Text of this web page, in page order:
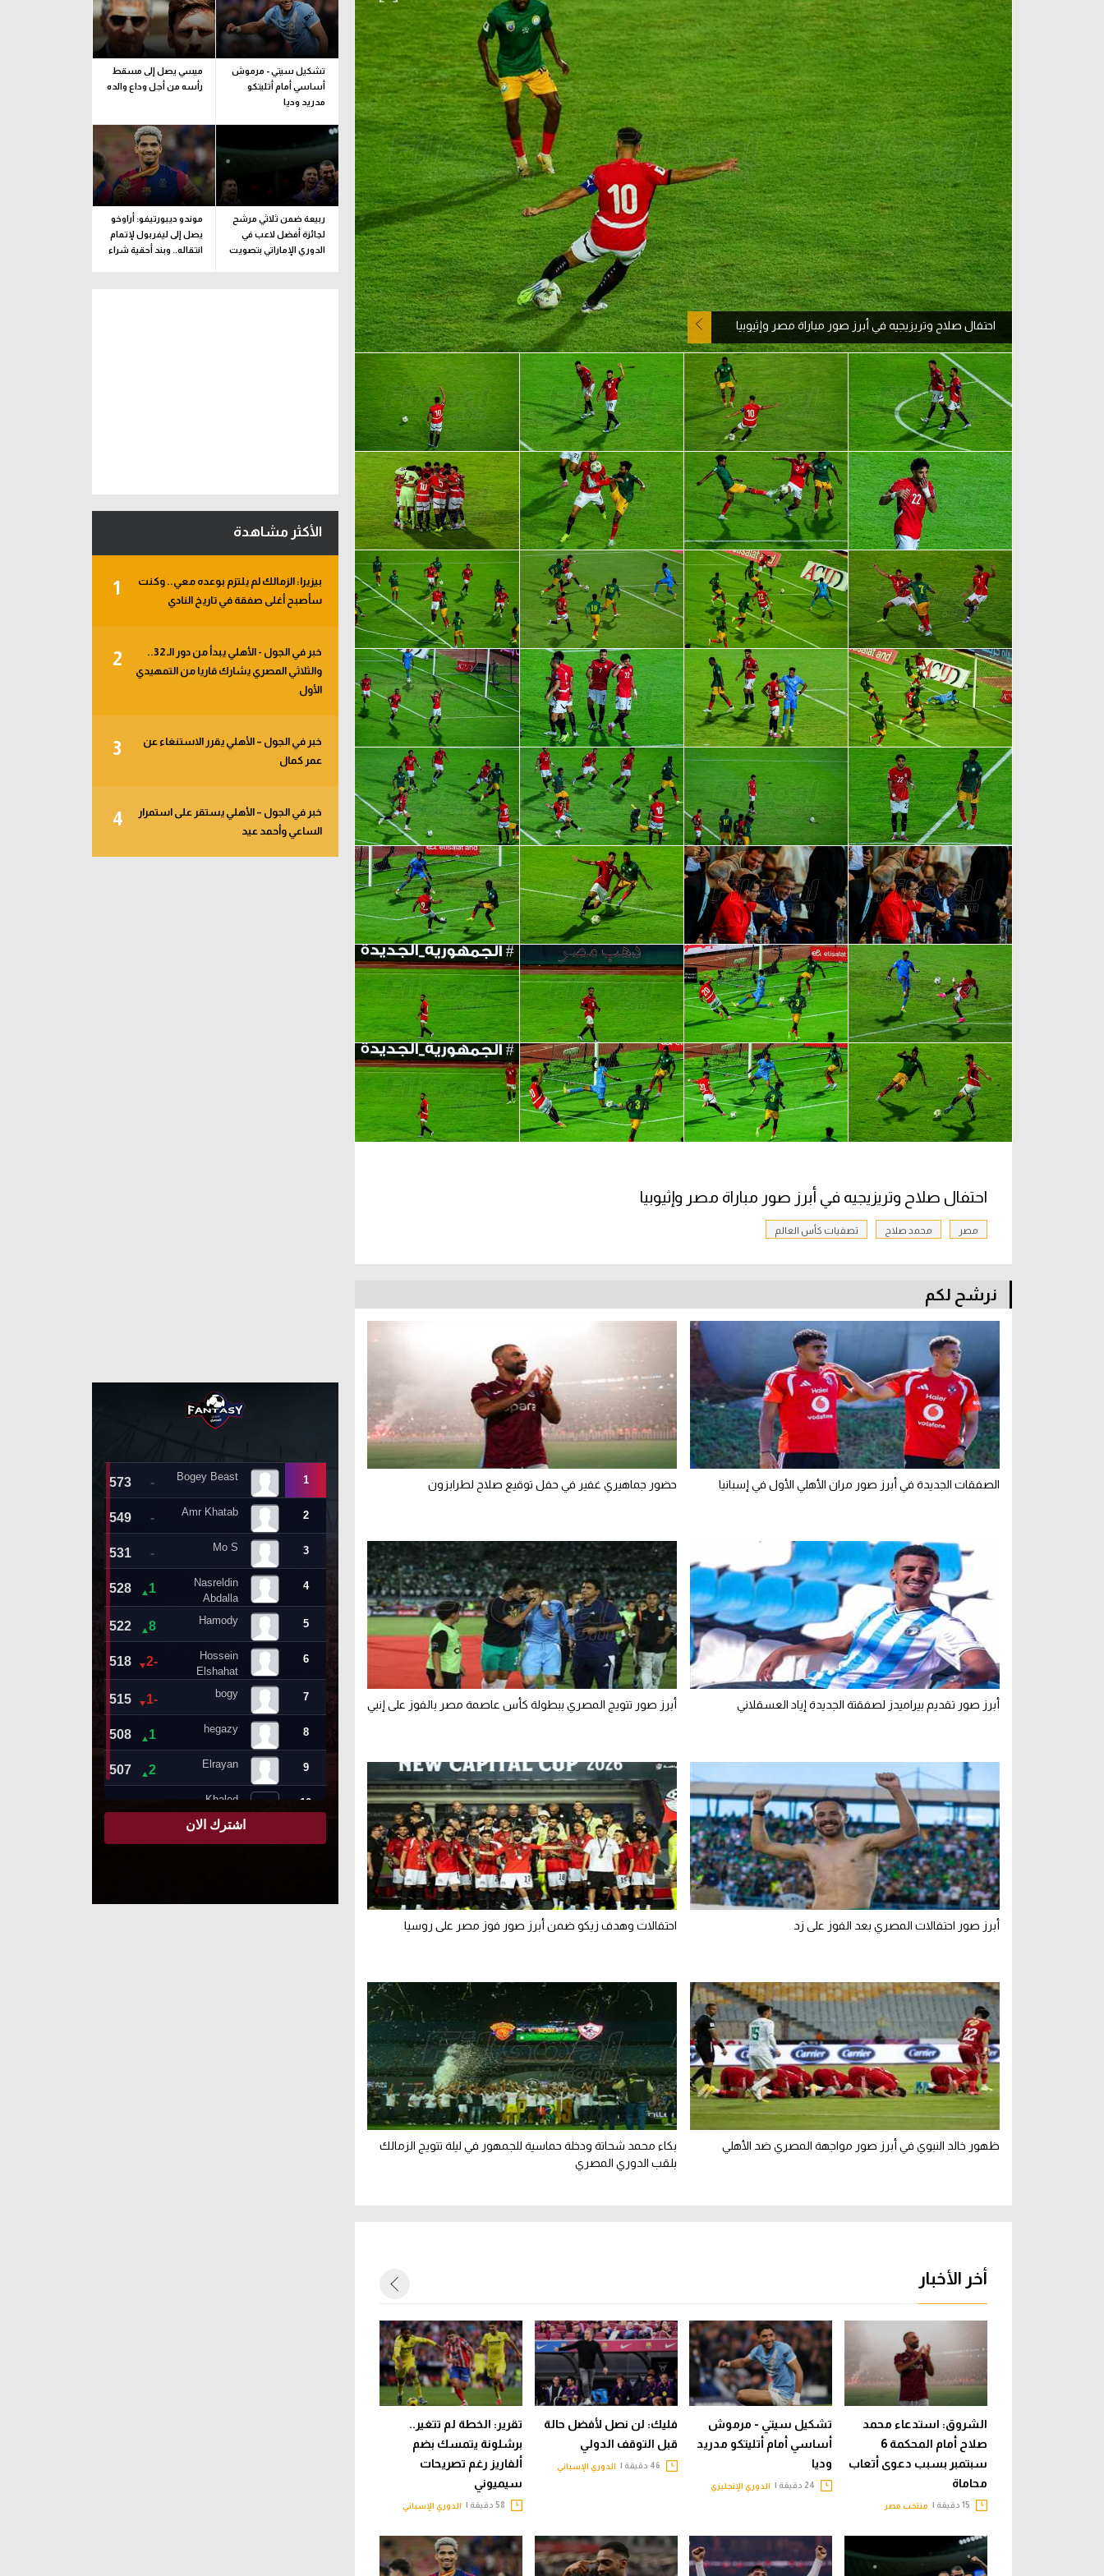
آراء حرة
ركن الألعاب
الدوري السعودي للمحترفين
دوري أبطال أوروبا
دوري أبطال إفريقيا
كل البطولات
دوري أبطال أوروبا
القسم الثاني
رياضات أخرى
آسيا
أمريكا
ركن الألعاب
احتفال صلاح وتريزيجيه في أبرز صور مباراة مصر وإثيوبيا
احتفال صلاح وتريزيجيه في أبرز صور مباراة مصر وإثيوبيا
مصر محمد صلاح تصفيات كأس العالم
نرشح لكم
الصفقات الجديدة في أبرز صور مران الأهلي الأول في إسبانيا حضور جماهيري غفير في حفل توقيع صلاح لطرابزون
أبرز صور تقديم بيراميدز لصفقتة الجديدة إياد العسقلاني أبرز صور تتويج المصري ببطولة كأس عاصمة مصر بالفوز على إنبي
أبرز صور احتفالات المصري بعد الفوز على زد احتفالات وهدف زيكو ضمن أبرز صور فوز مصر على روسيا
ظهور خالد النبوي في أبرز صور مواجهة المصري ضد الأهلي
بكاء محمد شحاتة ودخلة حماسية للجمهور في ليلة تتويج الزمالك
بلقب الدوري المصري
أخر الأخبار
الشروق: استدعاء محمد
صلاح أمام المحكمة 6
سبتمبر بسبب دعوى أتعاب
محاماة
منتخب مصر
تشكيل سيتي - مرموش
أساسي أمام أتليتكو مدريد
وديا
الدوري الإنجليزي
فليك: لن نصل لأفضل حالة
قبل التوقف الدولي
الدوري الإسباني
تقرير: الخطة لم تتغير..
برشلونة يتمسك بضم
ألفاريز رغم تصريحات
سيميوني
الدوري الإسباني
تشكيل سيتي - مرموش
أساسي أمام أتليتكو
مدريد وديا
ميسي يصل إلى مسقط
رأسه من أجل وداع والده
ربيعة ضمن ثلاثي مرشح
لجائزة أفضل لاعب في
الدوري الإماراتي بتصويت
موندو ديبورتيفو: أراوخو
يصل إلى ليفربول لإتمام
انتقاله.. وبند أحقية شراء
الأكثر مشاهدة
1
بيزيرا: الزمالك لم يلتزم بوعده معي.. وكنت
سأصبح أغلى صفقة في تاريخ النادي
2
خبر في الجول - الأهلي يبدأ من دور الـ 32..
والثلاثي المصري يشارك قاريا من التمهيدي
الأول
3
خبر في الجول – الأهلي يقرر الاستنغاء عن
عمر كمال
4
خبر في الجول – الأهلي يستقر على استمرار
الساعي وأحمد عيد